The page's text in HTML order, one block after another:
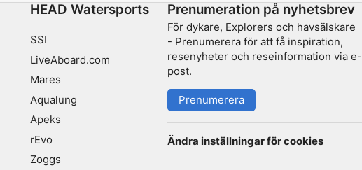
HEAD Watersports
SSI
LiveAboard.com
Mares
Aqualung
Apeks
rEvo
Zoggs
Prenumeration på nyhetsbrev
För dykare, Explorers och havsälskare
- Prenumerera för att få inspiration,
resenyheter och reseinformation via e-
post.
Prenumerera
Ändra inställningar för cookies